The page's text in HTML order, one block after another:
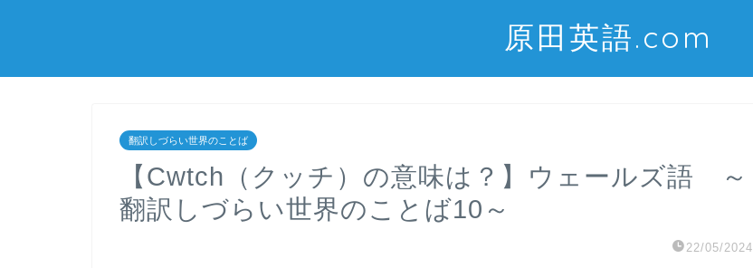
原田英語.com
翻訳しづらい世界のことば
【Cwtch（クッチ）の意味は？】ウェールズ語 ～
翻訳しづらい世界のことば10～
22/05/2024